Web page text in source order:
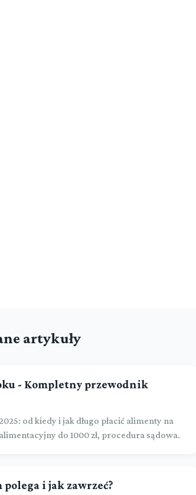
artykuły
- Kompletny przewodnik
od kiedy i jak długo płacić alimenty na
do 1000 zł, procedura sądowa.
polega i jak zawrzeć?